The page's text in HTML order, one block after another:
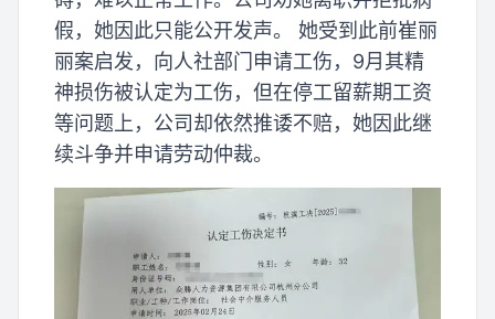
假，她因此只能公开发声。 她受到此前崔丽
丽案启发，向人社部门申请工伤，9月其精
神损伤被认定为工伤，但在停工留薪期工资
等问题上，公司却依然推诿不赔，她因此继
续斗争并申请劳动仲裁。